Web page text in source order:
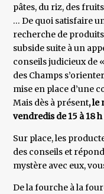
pâtes, du riz, des
… De quoi satisfaire
recherche de
subside suite à un
conseils judicieux de
des Champs
mise en place d’une
Mais dès à présent, le
vendredis de 15 à 18
Sur place, les
des conseils et
mystère avec eux,
De la fourche à la